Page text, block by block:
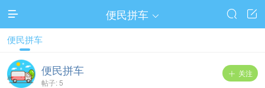
 便民拼车  

便民拼车
 关注
便民拼车
帖子: 5